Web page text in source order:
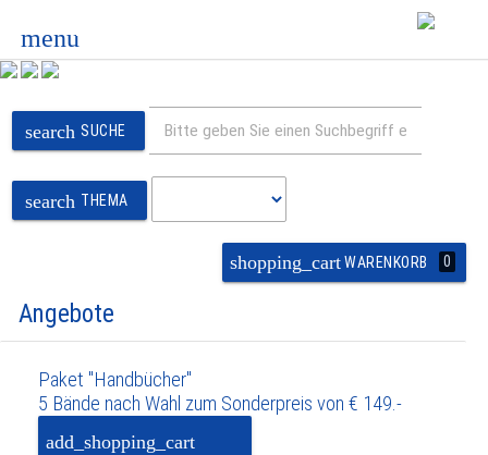
menu
search SUCHE
search THEMA
shopping_cartWARENKORB 0
Angebote
Paket "Handbücher"
5 Bände nach Wahl zum Sonderpreis von € 149.-
add_shopping_cart